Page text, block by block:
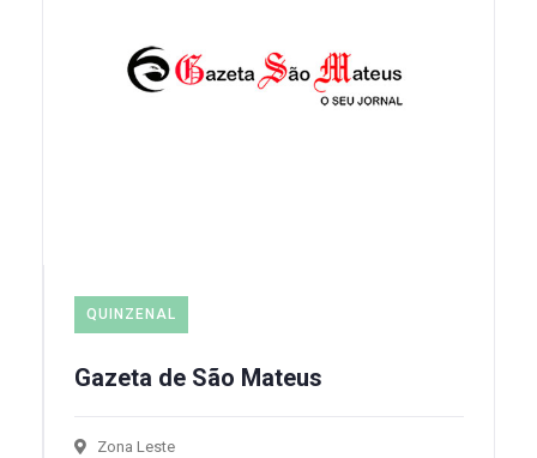
QUINZENAL
Gazeta de São Mateus
Zona Leste